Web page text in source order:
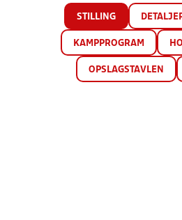
STILLING
KAMPPROGRAM
OPSLAGSTAVLEN